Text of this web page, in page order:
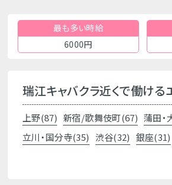
最も多い時給
6000円
瑞江キャバクラ近くで働ける
上野(87) 新宿/歌舞伎町(67) 蒲田・
立川・国分寺(35) 渋谷(32) 銀座(31)